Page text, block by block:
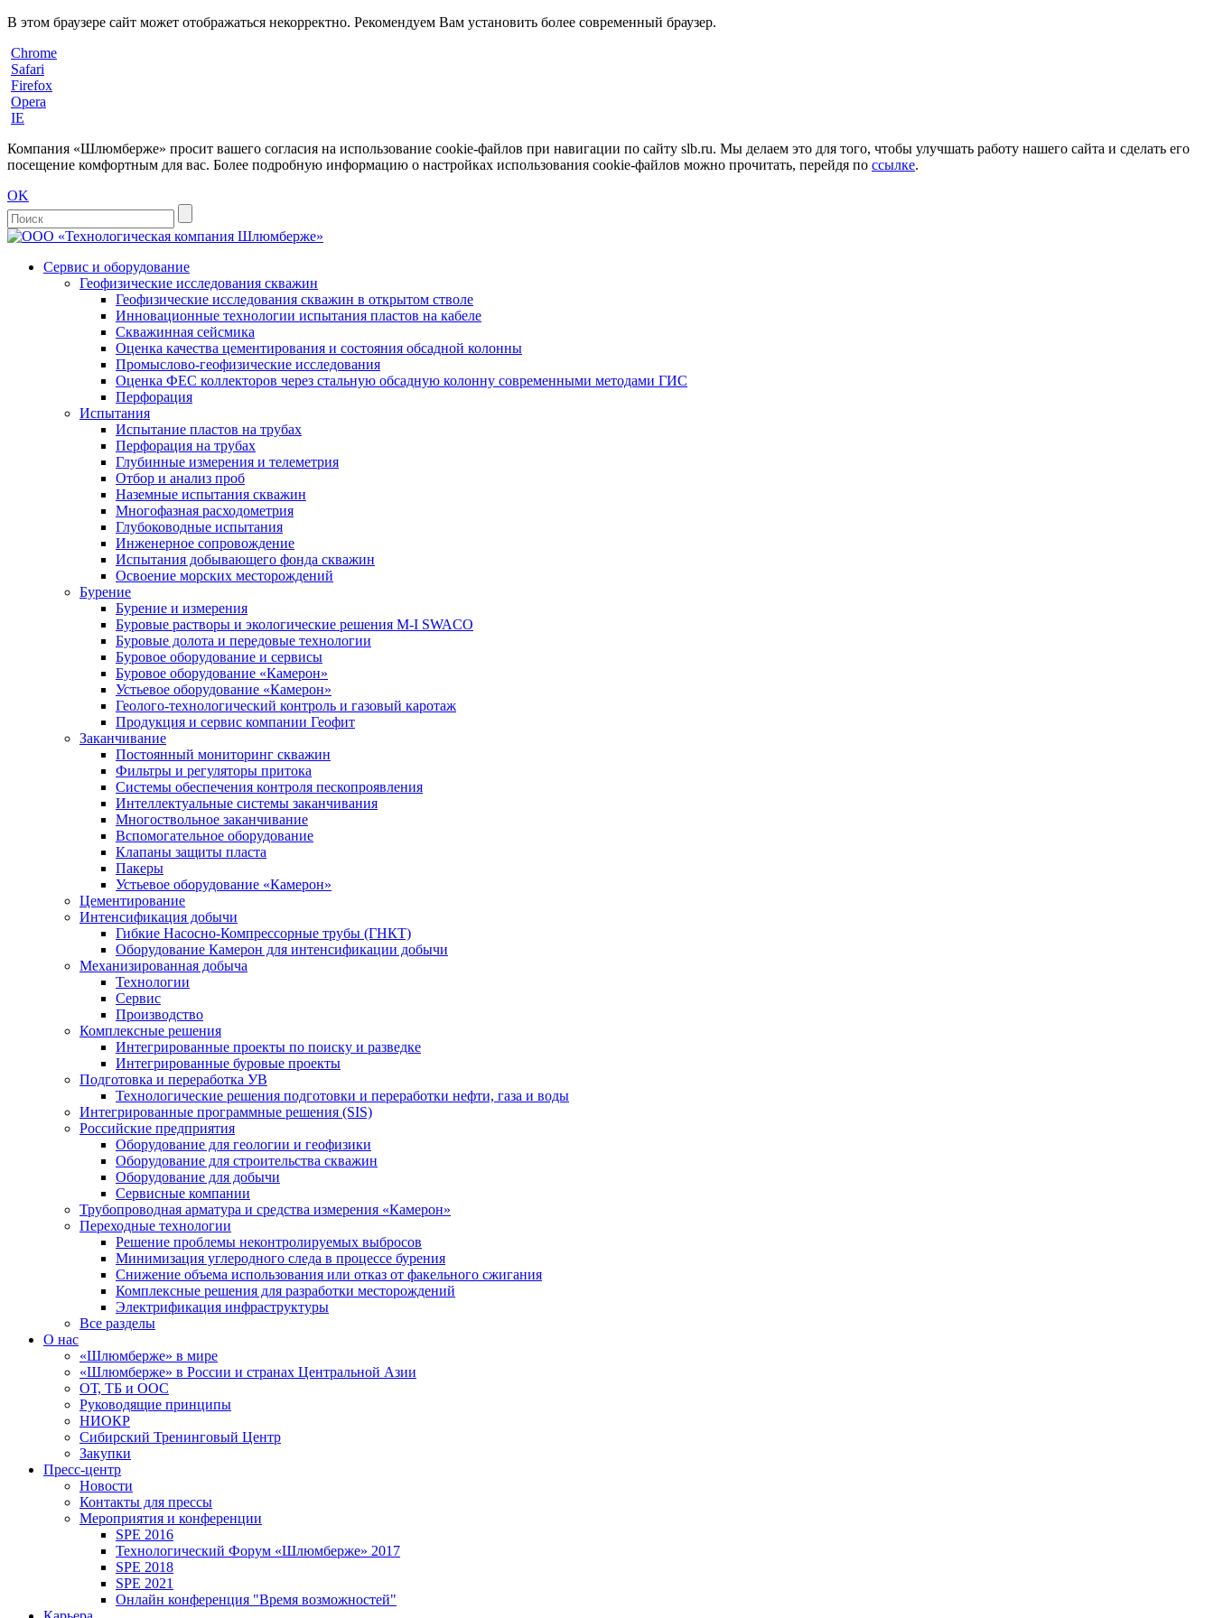
В этом браузере сайт может отображаться некорректно. Рекомендуем Вам установить более современный браузер.
Chrome
Safari
Firefox
Opera
IE
Компания «Шлюмберже» просит вашего согласия на использование cookie-файлов при навигации по сайту slb.ru. Мы делаем это для того, чтобы улучшать работу нашего сайта и сделать его
посещение комфортным для вас. Более подробную информацию о настройках использования cookie-файлов можно прочитать, перейдя по ссылке.
OK
Сервис и оборудование
Геофизические исследования скважин
Геофизические исследования скважин в открытом стволе
Инновационные технологии испытания пластов на кабеле
Скважинная сейсмика
Оценка качества цементирования и состояния обсадной колонны
Промыслово-геофизические исследования
Оценка ФЕС коллекторов через стальную обсадную колонну современными методами ГИС
Перфорация
Испытания
Испытание пластов на трубах
Перфорация на трубах
Глубинные измерения и телеметрия
Отбор и анализ проб
Наземные испытания скважин
Многофазная расходометрия
Глубоководные испытания
Инженерное сопровождение
Испытания добывающего фонда скважин
Освоение морских месторождений
Бурение
Бурение и измерения
Буровые растворы и экологические решения M-I SWACO
Буровые долота и передовые технологии
Буровое оборудование и сервисы
Буровое оборудование «Камерон»
Устьевое оборудование «Камерон»
Геолого-технологический контроль и газовый каротаж
Продукция и сервис компании Геофит
Заканчивание
Постоянный мониторинг скважин
Фильтры и регуляторы притока
Cистемы обеспечения контроля пескопроявления
Интеллектуальные системы заканчивания
Многоствольное заканчивание
Вспомогательное оборудование
Клапаны защиты пласта
Пакеры
Устьевое оборудование «Камерон»
Цементирование
Интенсификация добычи
Гибкие Насосно-Компрессорные трубы (ГНКТ)
Оборудование Камерон для интенсификации добычи
Механизированная добыча
Технологии
Сервис
Производство
Комплексные решения
Интегрированные проекты по поиску и разведке
Интегрированные буровые проекты
Подготовка и переработка УВ
Технологические решения подготовки и переработки нефти, газа и воды
Интегрированные программные решения (SIS)
Российские предприятия
Оборудование для геологии и геофизики
Оборудование для строительства скважин
Оборудование для добычи
Сервисные компании
Трубопроводная арматура и средства измерения «Камерон»
Переходные технологии
Решение проблемы неконтролируемых выбросов
Минимизация углеродного следа в процессе бурения
Снижение объема использования или отказ от факельного сжигания
Комплексные решения для разработки месторождений
Электрификация инфраструктуры
Все разделы
О нас
«Шлюмберже» в мире
«Шлюмберже» в России и странах Центральной Азии
ОТ, ТБ и ООС
Руководящие принципы
НИОКР
Сибирский Тренинговый Центр
Закупки
Пресс-центр
Новости
Контакты для прессы
Мероприятия и конференции
SPE 2016
Технологический Форум «Шлюмберже» 2017
SPE 2018
SPE 2021
Онлайн конференция "Время возможностей"